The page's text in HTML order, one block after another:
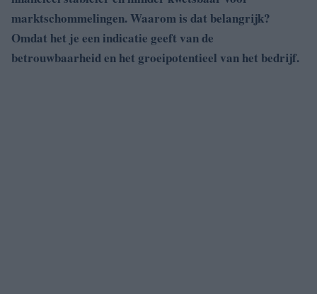
marktschommelingen. Waarom is dat belangrijk?
Omdat het je een indicatie geeft van de
betrouwbaarheid en het groeipotentieel van het bedrijf.